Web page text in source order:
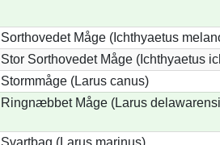
Sorthovedet Måge (Ichthyaetus
Stor Sorthovedet Måge (Ichthyaetus
Stormmåge (Larus canus)
Ringnæbbet Måge (Larus
Svartbag (Larus marinus)